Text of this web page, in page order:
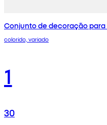
Conjunto de decoração para
colorido, variado
1
30